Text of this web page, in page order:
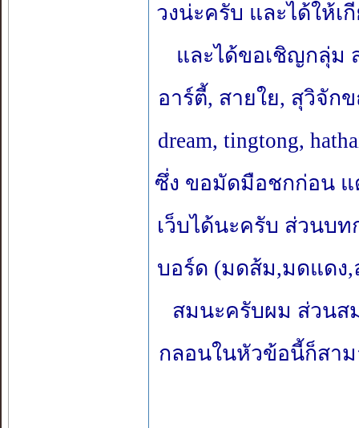
วงน่ะครับ และได้ให้เ
และได้ขอเชิญกลุ่ม
อาร์ตี้, สายใย, สุวิจัก
dream, tingtong,
ซึ่ง ขอมัดมือชกก่อน แ
เว็บได้นะครับ ส่วนบ
บอร์ด (มดส้ม,มดแดง
สมนะครับผม ส่วนส
กลอนในหัวข้อนี้ก็สา